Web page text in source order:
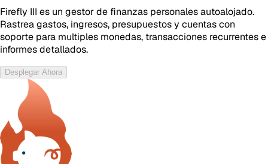
Firefly III es un gestor de finanzas personales autoalojado.
Rastrea gastos, ingresos, presupuestos y cuentas con
soporte para multiples monedas, transacciones recurrentes e
informes detallados.
Desplegar Ahora